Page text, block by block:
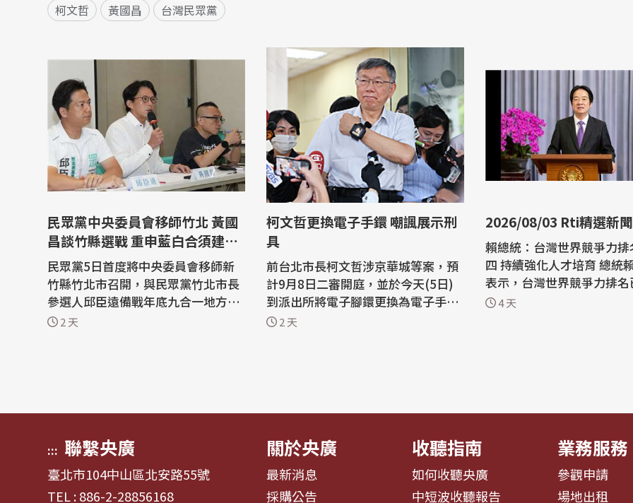
柯文哲 黃國昌 台灣民眾黨
民眾黨中央委員會移師竹北 黃國
昌談竹縣選戰 重申藍白合須建立
誠信
民眾黨5日首度將中央委員會移師新
竹縣竹北市召開，與民眾黨竹北市長
參選人邱臣遠備戰年底九合一地方大
選。民眾黨主席黃國昌表示，此舉是
2 天
柯文哲更換電子手鐶 嘲諷展示刑
具
前台北市長柯文哲涉京華城等案，預
計9月8日二審開庭，並於今天(5日)
到派出所將電子腳鐶更換為電子手
鐶，他表示，不知為何要換成電子手
2 天
2026/08/03 Rti精選新聞
賴總統：台灣世界競爭力
四 持續強化人才培育 總統賴清德2日
表示，台灣世界競爭力排
第4，在人口超過2,000萬
4 天
::: 聯繫央廣
臺北市104中山區北安路55號
TEL : 886-2-28856168
關於央廣
最新消息
採購公告
收聽指南
如何收聽央廣
中短波收聽報告
業務服務
參觀申請
場地出租